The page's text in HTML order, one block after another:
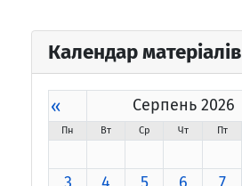
Календар матеріалів
« Серпень 2026
Пн Вт Ср Чт Пт
3
4 5 6 7